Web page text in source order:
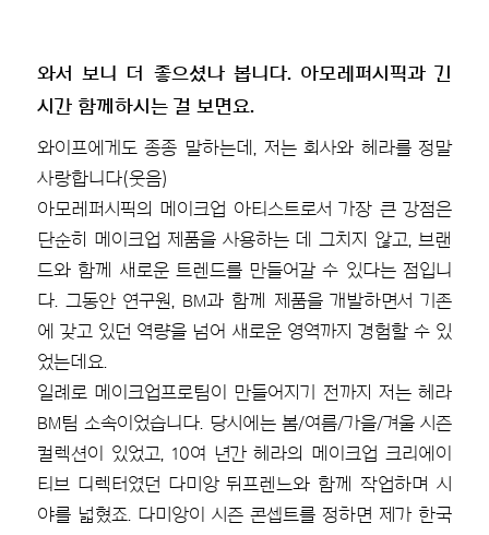
와서 보니 더 좋으셨나 봅니다. 아모레퍼시픽과 긴
시간 함께하시는 걸 보면요.
와이프에게도 종종 말하는데, 저는 회사와 헤라를 정말
사랑합니다(웃음)
아모레퍼시픽의 메이크업 아티스트로서 가장 큰 강점은
단순히 메이크업 제품을 사용하는 데 그치지 않고, 브랜
드와 함께 새로운 트렌드를 만들어갈 수 있다는 점입니
다. 그동안 연구원, BM과 함께 제품을 개발하면서 기존
에 갖고 있던 역량을 넘어 새로운 영역까지 경험할 수 있
었는데요.
일례로 메이크업프로팀이 만들어지기 전까지 저는 헤라
BM팀 소속이었습니다. 당시에는 봄/여름/가을/겨울 시즌
컬렉션이 있었고, 10여 년간 헤라의 메이크업 크리에이
티브 디렉터였던 다미앙 뒤프렌느와 함께 작업하며 시
야를 넓혔죠. 다미앙이 시즌 콘셉트를 정하면 제가 한국